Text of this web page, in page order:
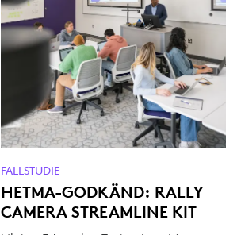
FALLSTUDIE
HETMA-GODKÄND: RALLY
CAMERA STREAMLINE KIT